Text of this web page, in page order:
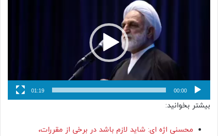
00:00
01:19
بیشتر بخوانید:
محسنی اژه ای: شاید لازم باشد در برخی از مقررات،